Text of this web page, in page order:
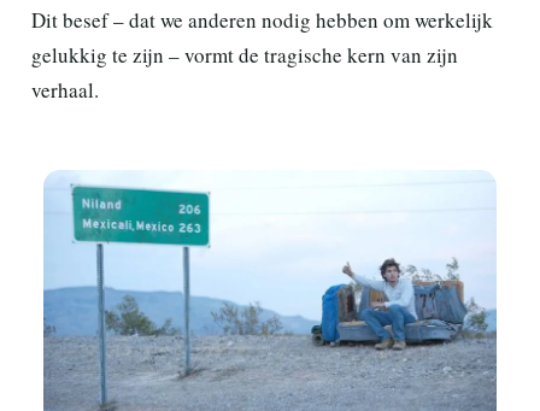
Dit besef – dat we anderen nodig hebben om werkelijk
gelukkig te zijn – vormt de tragische kern van zijn
verhaal.